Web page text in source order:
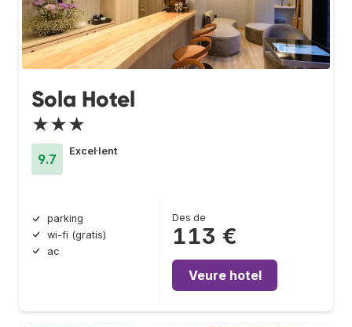
Sola Hotel
★★★
9.7
Excel·lent
parking
wi-fi (gratis)
ac
Des de
113 €
Veure hotel